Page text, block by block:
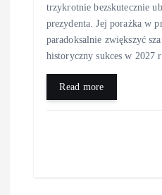
trzykrotnie bezskutecznie
prezydenta. Jej porażka w
paradoksalnie zwiększyć
historyczny sukces w 2027
Read more